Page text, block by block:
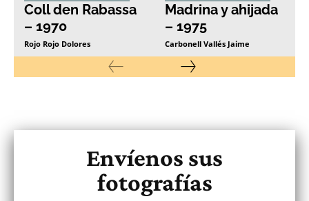
Coll den Rabassa
– 1970
Rojo Rojo Dolores
Madrina y ahijada
– 1975
Carbonell Vallés Jaime
Envíenos sus
fotografías